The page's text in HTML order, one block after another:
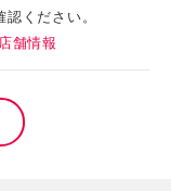
ください。
舗情報